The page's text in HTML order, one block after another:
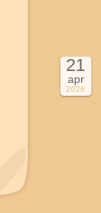
21
apr
2026